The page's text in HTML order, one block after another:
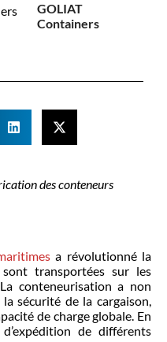
GOLIAT
Containers
des conteneurs
a révolutionné la
transportées sur les
conteneurisation a non
sécurité de la cargaison,
de charge globale. En
de différents